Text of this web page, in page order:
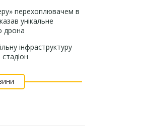
перехоплювачем в
унікальне
дрона
інфраструктуру